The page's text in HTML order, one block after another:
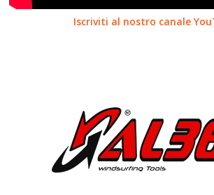
Iscriviti al nostro canale